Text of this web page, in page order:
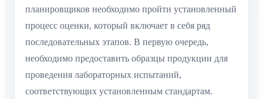
планировщиков необходимо пройти установленный
процесс оценки, который включает в себя ряд
последовательных этапов. В первую очередь,
необходимо предоставить образцы продукции для
проведения лабораторных испытаний,
соответствующих установленным стандартам.